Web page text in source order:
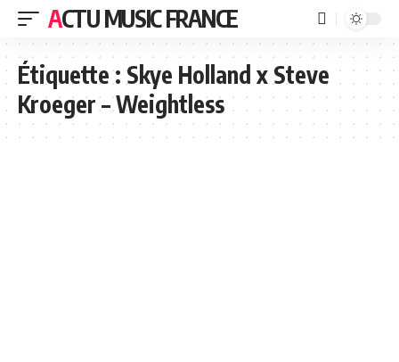
ACTU MUSIC FRANCE
Étiquette :Skye Holland x Steve
Kroeger – Weightless